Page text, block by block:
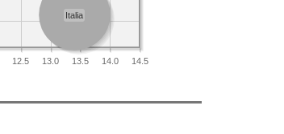
12.5 13.0 13.5 14.0 14.5
Italia